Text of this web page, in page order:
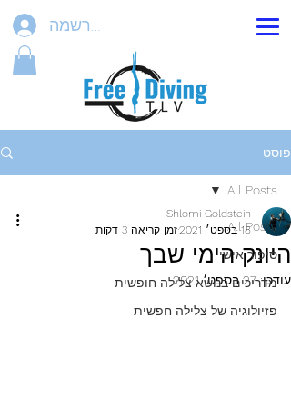
הרשמה
פוסט
All Posts
סיפור אישי
מדריכים בנושא צלילה חופשית
פזיולוגיה של צלילה חפשית
All Posts
היונק הימי שבך
Shlomi Goldstein
18 בספט׳ 2021
זמן קריאה 3 דקות
עודכן:27 בספט׳ 2021